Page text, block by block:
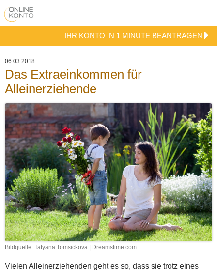
IHR KONTO IN 1 MINUTE BEANTRAGEN
06.03.2018
Das Extraeinkommen für
Alleinerziehende
Bildquelle: Tatyana Tomsickova | Dreamstime.com
Vielen Alleinerziehenden geht es so, dass sie trotz eines